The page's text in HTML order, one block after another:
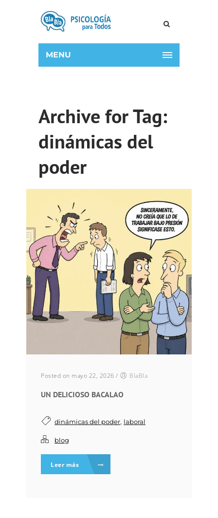
MENU
Archive for Tag:
dinámicas del
poder
Posted on mayo 22, 2026 / BlaBla
UN DELICIOSO BACALAO
dinámicas del poder, laboral
blog
Leer más